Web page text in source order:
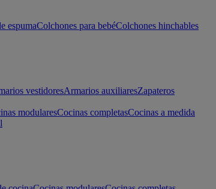
espumaColchones para bebéColchones hinchables
vestidoresArmarios auxiliaresZapateros
modularesCocinas completasCocinas a medida